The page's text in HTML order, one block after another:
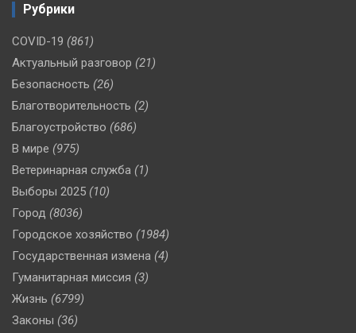
Рубрики
COVID-19 (861)
Актуальный разговор (21)
Безопасность (26)
Благотворительность (2)
Благоустройство (686)
В мире (975)
Ветеринарная служба (1)
Выборы 2025 (10)
Город (8036)
Городское хозяйство (1984)
Государственная измена (4)
Гуманитарная миссия (3)
Жизнь (6799)
Законы (36)